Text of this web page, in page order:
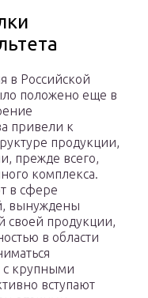
в Российской
положено еще в
привели к
продукции,
прежде всего,
комплекса.
в сфере
вынуждены
своей продукции,
в области
крупными
вступают